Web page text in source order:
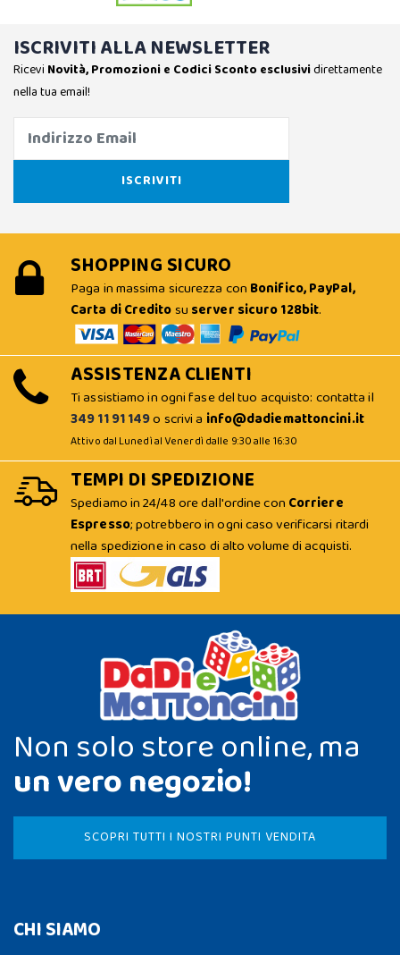
ISCRIVITI ALLA NEWSLETTER
Ricevi Novità, Promozioni e Codici Sconto esclusividirettamente
nella tua email!
SHOPPING SICURO
Paga in massima sicurezza con Bonifico, PayPal,
Carta di Creditosu server sicuro 128bit.
ASSISTENZA CLIENTI
Ti assistiamo in ogni fase del tuo acquisto: contatta il
349 11 91 149o scrivi a info@dadiemattoncini.it
Attivo dal Lunedì al Venerdì dalle 9:30 alle 16:30
TEMPI DI SPEDIZIONE
Spediamo in 24/48 ore dall'ordine con Corriere
Espresso; potrebbero in ogni caso verificarsi ritardi
nella spedizione in caso di alto volume di acquisti.
Non solo store online, ma
un vero negozio!
SCOPRI TUTTI I NOSTRI PUNTI VENDITA
CHI SIAMO